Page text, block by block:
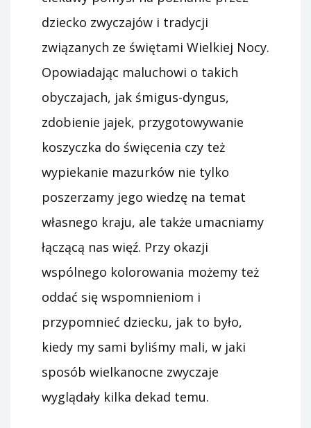
dziecko zwyczajów i tradycji
związanych ze świętami Wielkiej Nocy.
Opowiadając maluchowi o takich
obyczajach, jak śmigus-dyngus,
zdobienie jajek, przygotowywanie
koszyczka do święcenia czy też
wypiekanie mazurków nie tylko
poszerzamy jego wiedzę na temat
własnego kraju, ale także umacniamy
łączącą nas więź. Przy okazji
wspólnego kolorowania możemy też
oddać się wspomnieniom i
przypomnieć dziecku, jak to było,
kiedy my sami byliśmy mali, w jaki
sposób wielkanocne zwyczaje
wyglądały kilka dekad temu.